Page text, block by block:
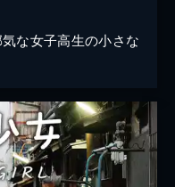
な女子高生の小さな